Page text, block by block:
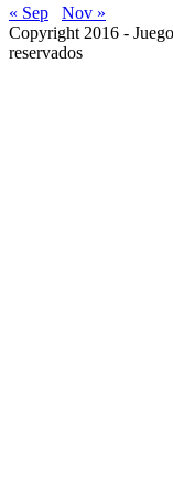
« Sep
Nov »
Copyright 2016 -
reservados